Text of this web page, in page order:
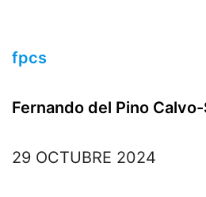
fpcs
Fernando del Pino
29 OCTUBRE 2024